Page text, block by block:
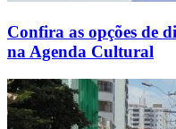
Confira as opções de
na Agenda Cultural